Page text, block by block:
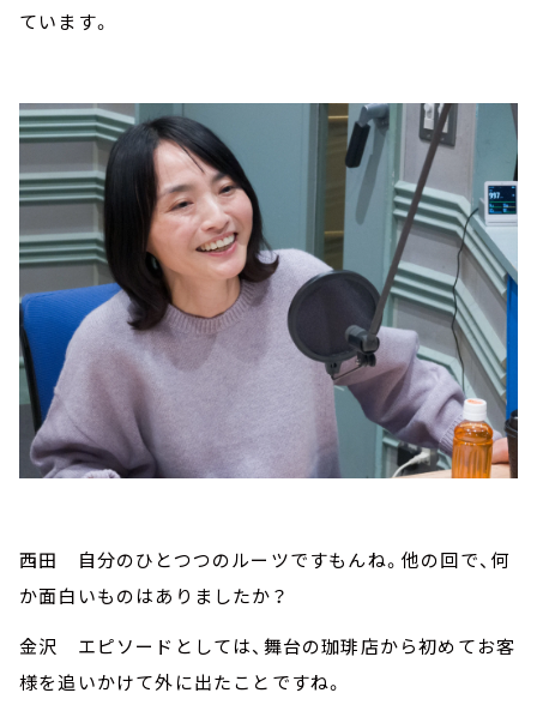
ています。
西田 自分のひとつつのルーツですもんね。他の回で、何
か面白いものはありましたか？
金沢 エピソードとしては、舞台の珈琲店から初めてお客
様を追いかけて外に出たことですね。